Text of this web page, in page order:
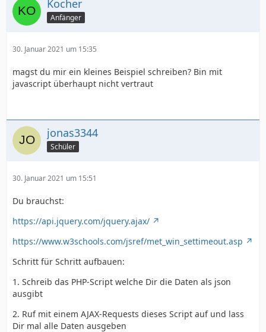
Kocher
Anfänger
30. Januar 2021 um 15:35
magst du mir ein kleines Beispiel schreiben? Bin mit
javascript überhaupt nicht vertraut
jonas3344
Schüler
30. Januar 2021 um 15:51
Du brauchst:
https://api.jquery.com/jquery.ajax/
https://www.w3schools.com/jsref/met_win_settimeout.asp
Schritt für Schritt aufbauen:
1. Schreib das PHP-Script welche Dir die Daten als json
ausgibt
2. Ruf mit einem AJAX-Requests dieses Script auf und lass
Dir mal alle Daten ausgeben